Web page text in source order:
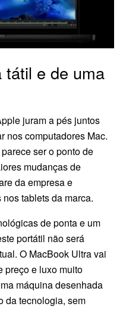
tátil e de uma
juram a pés juntos
nos computadores Mac.
ser o ponto de
mudanças de
da empresa e
tablets da marca.
de ponta e um
portátil não será
O MacBook Ultra vai
preço e luxo muito
máquina desenhada
da tecnologia, sem